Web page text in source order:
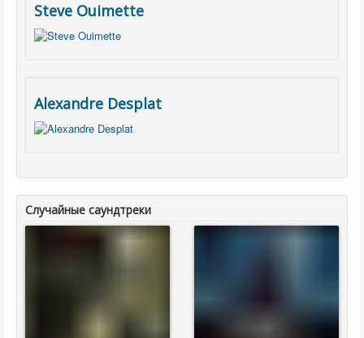
Steve Ouimette
Alexandre Desplat
Случайные саундтреки